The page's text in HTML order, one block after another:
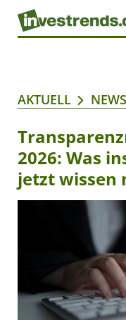
AKTUELL NEWS
2026: Was
jetzt wissen